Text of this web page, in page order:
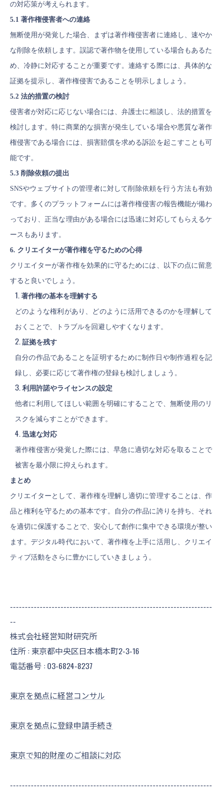
の対応策が考えられます。
5.1 著作権侵害者への連絡
無断使用が発覚した場合、まずは著作権侵害者に連絡し、速やか
な削除を依頼します。誤認で著作物を使用している場合もあるた
め、冷静に対応することが重要です。連絡する際には、具体的な
証拠を提示し、著作権侵害であることを明示しましょう。
5.2 法的措置の検討
侵害者が対応に応じない場合には、弁護士に相談し、法的措置を
検討します。特に商業的な損害が発生している場合や悪質な著作
権侵害である場合には、損害賠償を求める訴訟を起こすことも可
能です。
5.3 削除依頼の提出
SNSやウェブサイトの管理者に対して削除依頼を行う方法も有効
です。多くのプラットフォームには著作権侵害の報告機能が備わ
っており、正当な理由がある場合には迅速に対応してもらえるケ
ースもあります。
6. クリエイターが著作権を守るための心得
クリエイターが著作権を効果的に守るためには、以下の点に留意
すると良いでしょう。
著作権の基本を理解する
どのような権利があり、どのように活用できるのかを理解して
おくことで、トラブルを回避しやすくなります。
証拠を残す
自分の作品であることを証明するために制作日や制作過程を記
録し、必要に応じて著作権の登録も検討しましょう。
利用許諾やライセンスの設定
他者に利用してほしい範囲を明確にすることで、無断使用のリ
スクを減らすことができます。
迅速な対応
著作権侵害が発覚した際には、早急に適切な対応を取ることで
被害を最小限に抑えられます。
まとめ
クリエイターとして、著作権を理解し適切に管理することは、作
品と権利を守るための基本です。自分の作品に誇りを持ち、それ
を適切に保護することで、安心して創作に集中できる環境が整い
ます。デジタル時代において、著作権を上手に活用し、クリエイ
ティブ活動をさらに豊かにしていきましょう。
--------------------------------------------------------------------
--
株式会社経営知財研究所
住所 : 東京都中央区日本橋本町2-3-16
電話番号 : 03-6824-8237
東京を拠点に経営コンサル
東京を拠点に登録申請手続き
東京で知的財産のご相談に対応
--------------------------------------------------------------------